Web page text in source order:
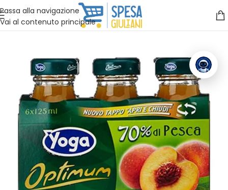
Passa alla navigazione
Vai al contenuto principale
Vuoi assistenza?Clicca qui e ti richiamiamo noi